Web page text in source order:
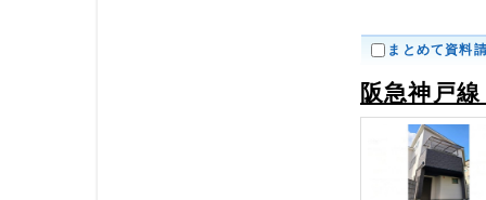
まとめて資料
阪急神戸